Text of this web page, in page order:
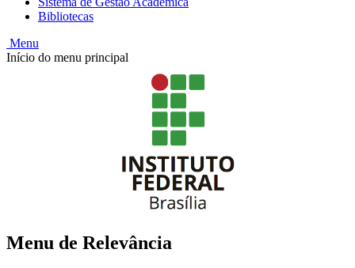
Bibliotecas
Menu
Início do menu principal
Menu de Relevância